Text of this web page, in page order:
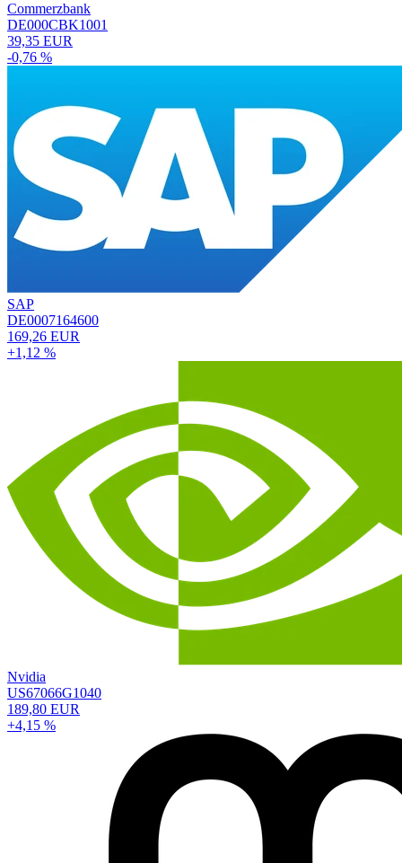
Commerzbank
DE000CBK1001
39,35 EUR
-0,76 %
SAP
DE0007164600
169,26 EUR
+1,12 %
Nvidia
US67066G1040
189,80 EUR
+4,15 %